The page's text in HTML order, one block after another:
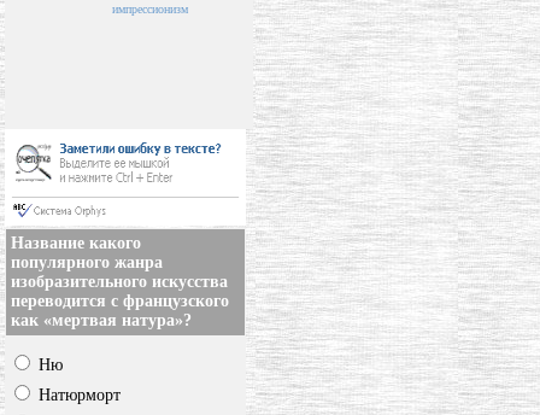
импрессионизм
Название какого
популярного жанра
изобразительного искусства
переводится с французского
как «мертвая натура»?
Ню
Натюрморт